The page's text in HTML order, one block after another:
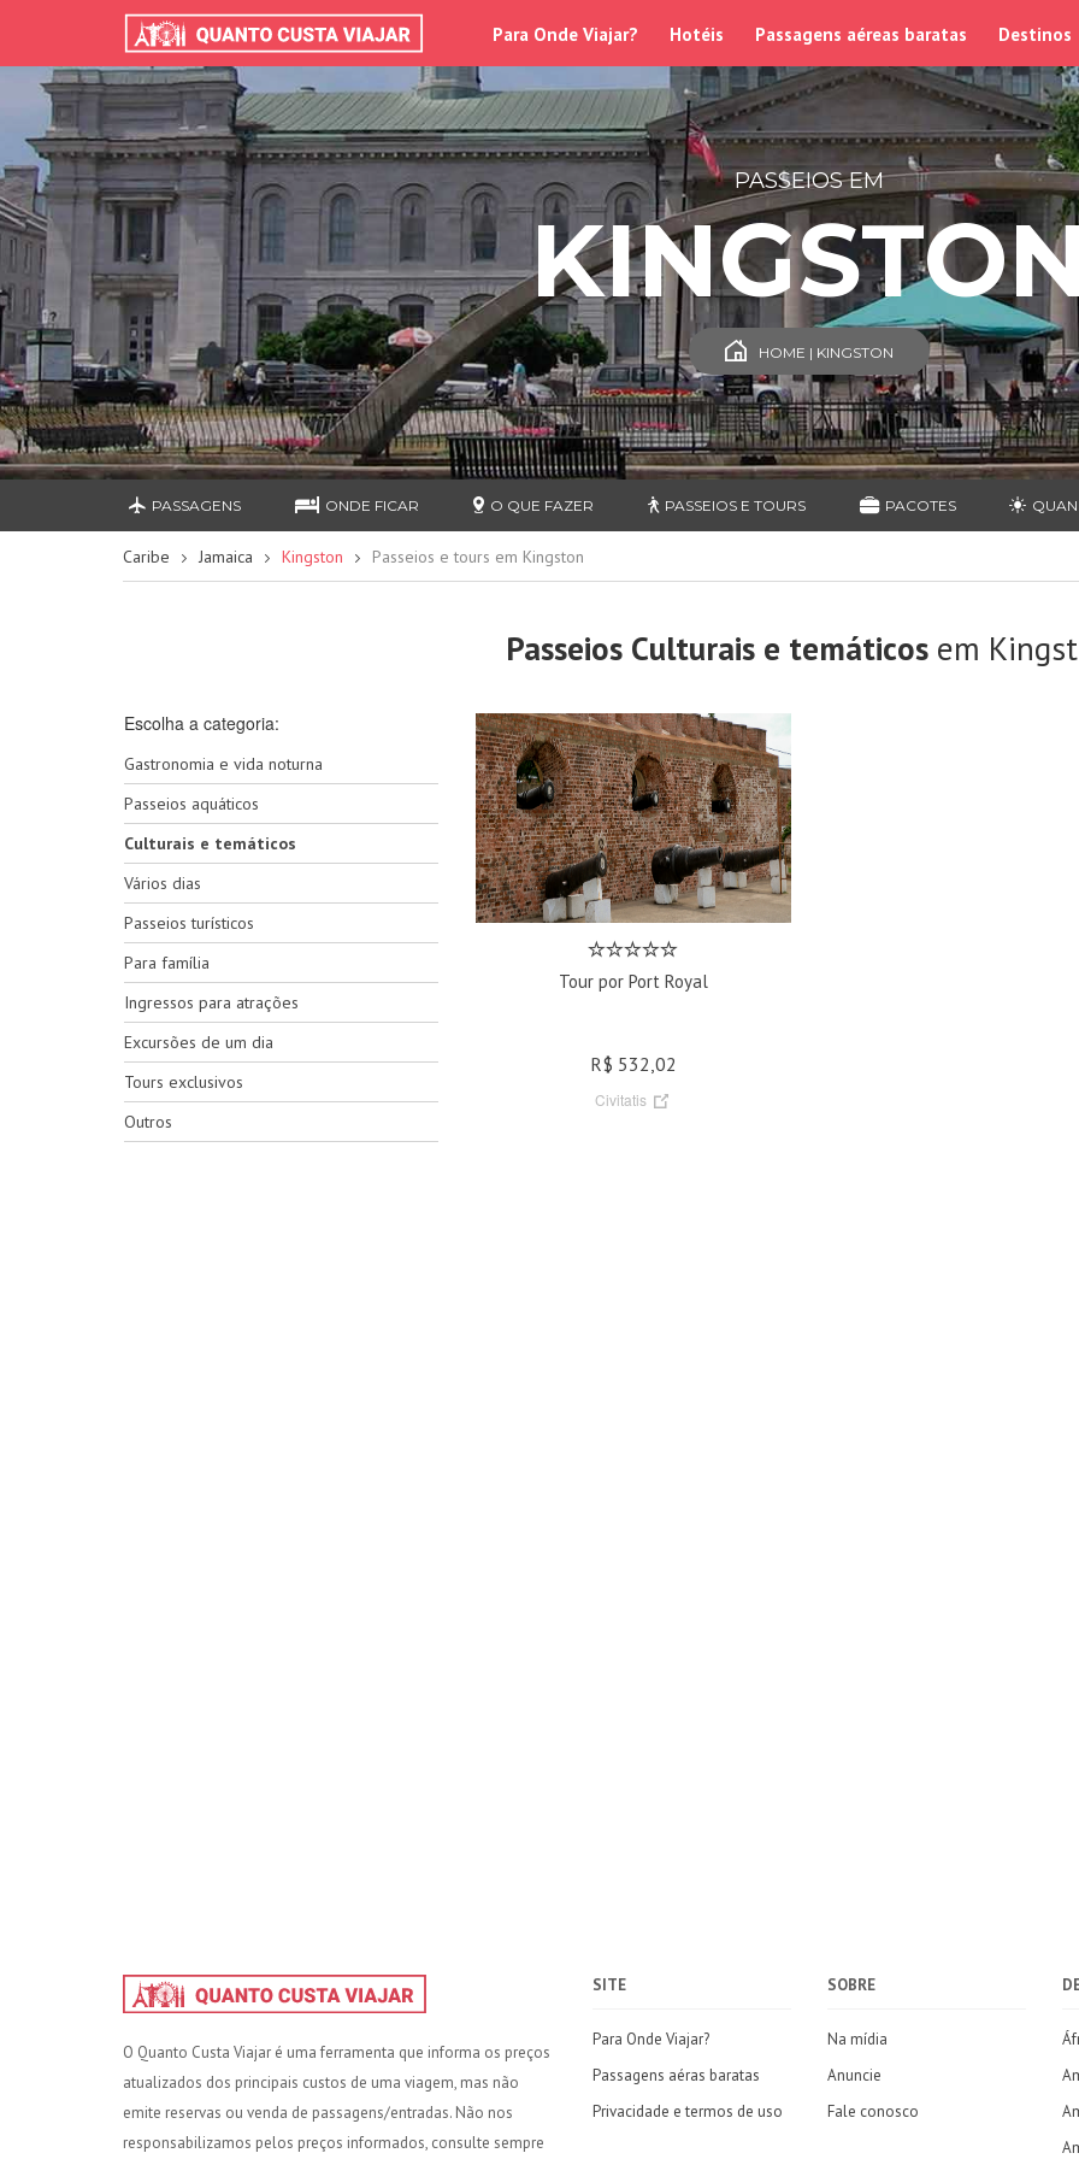
Para Onde Viajar? Hotéis Passagens aéreas baratas Destinos
PASSEIOS EM
HOME | KINGSTON
PASSAGENS ONDE FICAR O QUE FAZER PASSEIOS E TOURS PACOTES
Caribe Jamaica Kingston Passeios e tours em Kingston
Passeios Culturais e temáticos em
Escolha a categoria:
Gastronomia e vida noturna
Passeios aquáticos
Culturais e temáticos
Vários dias
Passeios turísticos
Para família
Ingressos para atrações
Excursões de um dia
Tours exclusivos
Outros
Tour por Port Royal
R$ 532,02
Civitatis
O Quanto Custa Viajar é uma ferramenta que informa os preços
atualizados dos principais custos de uma viagem, mas não
emite reservas ou venda de passagens/entradas. Não nos
responsabilizamos pelos preços informados, consulte sempre
SITE
Para Onde Viajar?
Passagens aéras baratas
Privacidade e termos de uso
SOBRE
Na mídia
Anuncie
Fale conosco